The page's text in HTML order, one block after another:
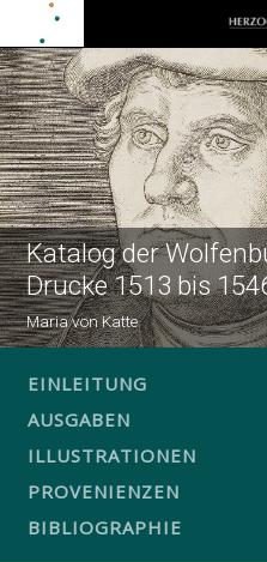
Katalog der
Drucke 1513 bis
Maria von Katte
EINLEITUNG
AUSGABEN
ILLUSTRATIONEN
PROVENIENZEN
BIBLIOGRAPHIE